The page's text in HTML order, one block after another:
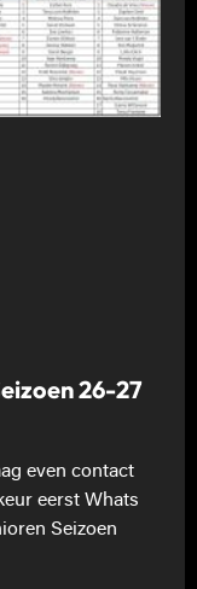
26-27
even contact
eerst Whats
Seizoen